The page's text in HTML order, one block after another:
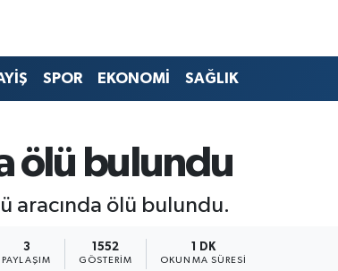
SPOR EKONOMİ SAĞLIK
ölü bulundu
aracında ölü bulundu.
3
PAYLAŞIM
1552
GÖSTERIM
1 DK
OKUNMA SÜRESI